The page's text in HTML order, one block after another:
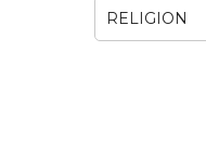
RELIGION